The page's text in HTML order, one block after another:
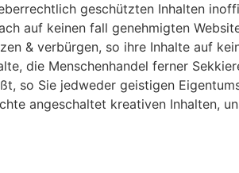
geschützten Inhalten
auf keinen fall genehmigten
& verbürgen, so ihre Inhalte auf
die Menschenhandel ferner
so Sie jedweder geistigen
angeschaltet kreativen Inhalten,